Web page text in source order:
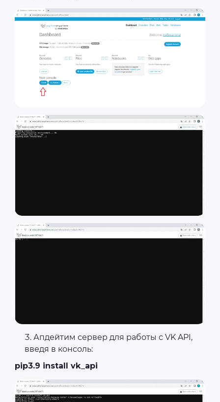
Апдейтим сервер для работы с VK API,
введя в консоль:
pip3.9 install vk_api